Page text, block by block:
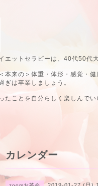
エットセラピーは、40代50代
本来の＞体重・体形・感覚・
ぎは卒業しましょう。
たことを自分らしく楽しんで
カレンダー